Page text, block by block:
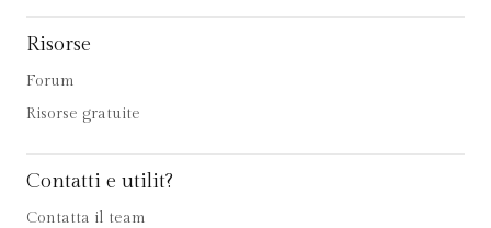
Risorse
Forum
Risorse gratuite
Contatti e utilit?
Contatta il team